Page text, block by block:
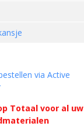
via Active
Totaal voor al uw